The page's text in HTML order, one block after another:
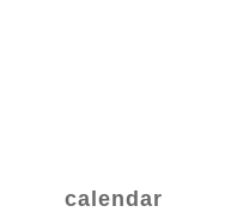
calendar